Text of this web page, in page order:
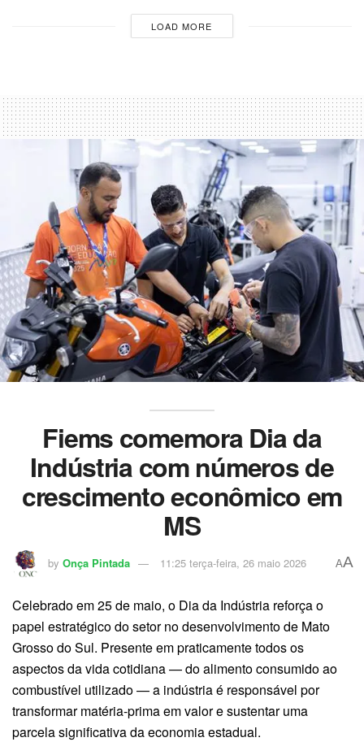
LOAD MORE
Fiems comemora Dia da
Indústria com números de
crescimento econômico em
MS
by Onça Pintada 11:25 terça-feira, 26 maio 2026 AA
Celebrado em 25 de maio, o Dia da Indústria reforça o
papel estratégico do setor no desenvolvimento de Mato
Grosso do Sul. Presente em praticamente todos os
aspectos da vida cotidiana — do alimento consumido ao
combustível utilizado — a indústria é responsável por
transformar matéria-prima em valor e sustentar uma
parcela significativa da economia estadual.